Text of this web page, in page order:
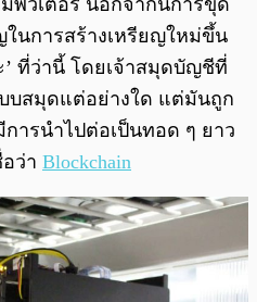
ในการสร้างเหรียญใหม่ขึ้น
ที่ว่านี้ โดยเจ้าสมุดบัญชีที่
บสมุดแต่อย่างใด แต่มันถูก
ารนำไปต่อเป็นทอด ๆ ยาว
ว่า Blockchain